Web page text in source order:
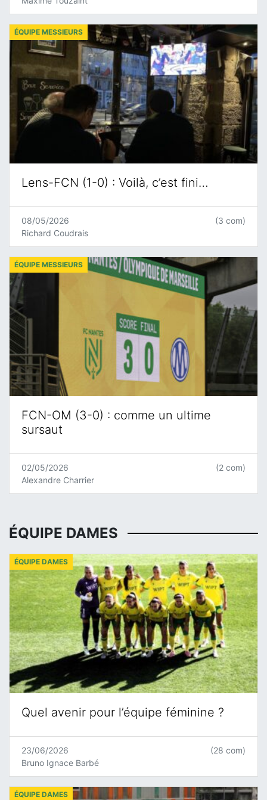
Lens-FCN (1-0) : Voilà, c’est fini…
ÉQUIPE MESSIEURS
08/05/2026
Richard Coudrais
(3 com)
FCN-OM (3-0) : comme un ultime
sursaut
ÉQUIPE MESSIEURS
02/05/2026
Alexandre Charrier
(2 com)
ÉQUIPE DAMES
Quel avenir pour l’équipe féminine ?
ÉQUIPE DAMES
23/06/2026
Bruno Ignace Barbé
(28 com)
ÉQUIPE DAMES